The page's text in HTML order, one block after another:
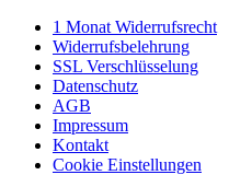
1 Monat Widerrufsrecht
Widerrufsbelehrung
SSL Verschlüsselung
Datenschutz
AGB
Impressum
Kontakt
Cookie Einstellungen